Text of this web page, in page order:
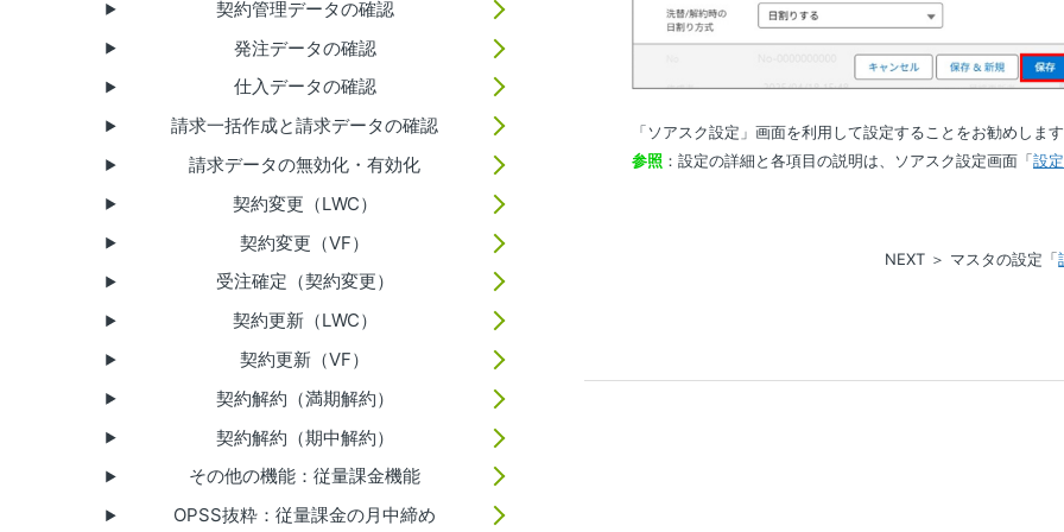
契約管理データの確認
発注データの確認
仕入データの確認
請求一括作成と請求データの確認
請求データの無効化・有効化
契約変更（LWC）
契約変更（VF）
受注確定（契約変更）
契約更新（LWC）
契約更新（VF）
契約解約（満期解約）
契約解約（期中解約）
その他の機能：従量課金機能
OPSS抜粋：従量課金の月中締め
「ソアスク設定」画面を利用して設定することをお勧めしま
参照 ：設定の詳細と各項目の説明は、ソアスク設定画面「設
NEXT ＞ マスタの設定「